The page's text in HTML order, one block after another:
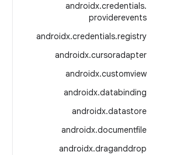
androidx.credentials.
providerevents
androidx.credentials.registry
androidx.cursoradapter
androidx.customview
androidx.databinding
androidx.datastore
androidx.documentfile
androidx.draganddrop